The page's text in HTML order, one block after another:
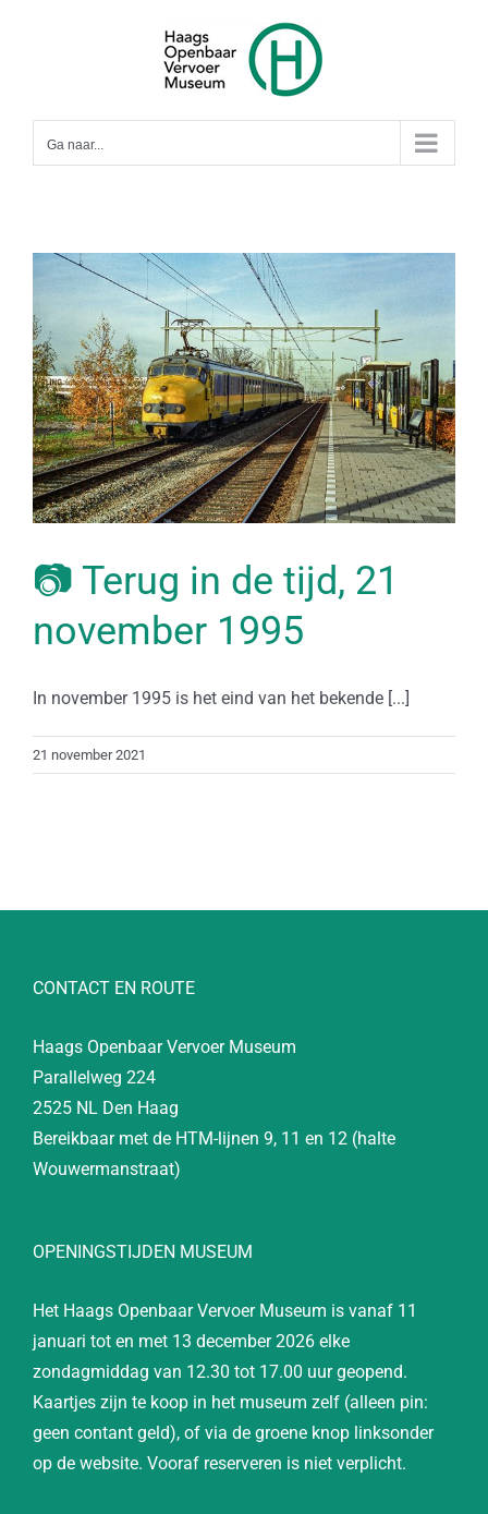
Ga naar...
📷 Terug in de tijd, 21
november 1995
In november 1995 is het eind van het bekende [...]
21 november 2021
CONTACT EN ROUTE
Haags Openbaar Vervoer Museum
Parallelweg 224
2525 NL Den Haag
Bereikbaar met de HTM-lijnen 9, 11 en 12 (halte
Wouwermanstraat)
OPENINGSTIJDEN MUSEUM
Het Haags Openbaar Vervoer Museum is vanaf 11
januari tot en met 13 december 2026 elke
zondagmiddag van 12.30 tot 17.00 uur geopend.
Kaartjes zijn te koop in het museum zelf (alleen pin:
geen contant geld), of via de groene knop linksonder
op de website. Vooraf reserveren is niet verplicht.